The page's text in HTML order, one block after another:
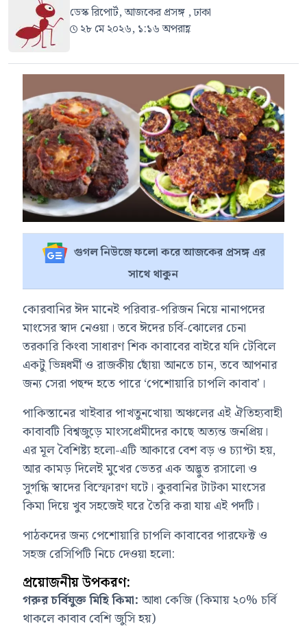
ডেস্ক রিপোর্ট, আজকের প্রসঙ্গ , ঢাকা
২৮ মে ২০২৬, ১:১৬ অপরাহ্ণ
গুগল নিউজে ফলো করে আজকের প্রসঙ্গ এর
সাথে থাকুন
কোরবানির ঈদ মানেই পরিবার-পরিজন নিয়ে নানাপদের
মাংসের স্বাদ নেওয়া। তবে ঈদের চর্বি-ঝোলের চেনা
তরকারি কিংবা সাধারণ শিক কাবাবের বাইরে যদি টেবিলে
একটু ভিন্নধর্মী ও রাজকীয় ছোঁয়া আনতে চান, তবে আপনার
জন্য সেরা পছন্দ হতে পারে ‘পেশোয়ারি চাপলি কাবাব’।
পাকিস্তানের খাইবার পাখতুনখোয়া অঞ্চলের এই ঐতিহ্যবাহী
কাবাবটি বিশ্বজুড়ে মাংসপ্রেমীদের কাছে অত্যন্ত জনপ্রিয়।
এর মূল বৈশিষ্ট্য হলো-এটি আকারে বেশ বড় ও চ্যাপ্টা হয়,
আর কামড় দিলেই মুখের ভেতর এক অদ্ভুত রসালো ও
সুগন্ধি স্বাদের বিস্ফোরণ ঘটে। কুরবানির টাটকা মাংসের
কিমা দিয়ে খুব সহজেই ঘরে তৈরি করা যায় এই পদটি।
পাঠকদের জন্য পেশোয়ারি চাপলি কাবাবের পারফেক্ট ও
সহজ রেসিপিটি নিচে দেওয়া হলো:
প্রয়োজনীয় উপকরণ:
গরুর চর্বিযুক্ত মিহি কিমা: আধা কেজি (কিমায় ২০% চর্বি
থাকলে কাবাব বেশি জুসি হয়)